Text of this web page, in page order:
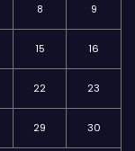
8 9
15 16
22 23
29 30